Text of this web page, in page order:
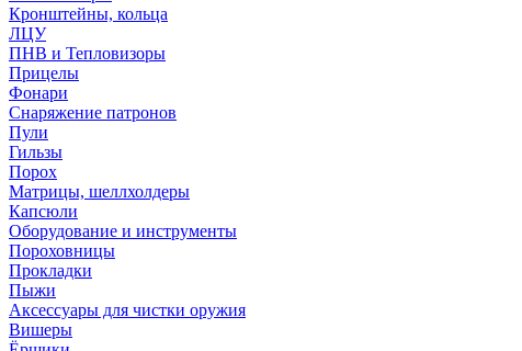
Кронштейны, кольца
ЛЦУ
ПНВ и Тепловизоры
Прицелы
Фонари
Снаряжение патронов
Пули
Гильзы
Порох
Матрицы, шеллхолдеры
Капсюли
Оборудование и инструменты
Пороховницы
Прокладки
Пыжи
Аксессуары для чистки оружия
Вишеры